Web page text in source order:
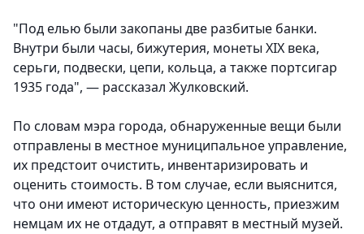
"Под елью были закопаны две разбитые банки.
Внутри были часы, бижутерия, монеты XIX века,
серьги, подвески, цепи, кольца, а также портсигар
1935 года", — рассказал Жулковский.
По словам мэра города, обнаруженные вещи были
отправлены в местное муниципальное управление,
их предстоит очистить, инвентаризировать и
оценить стоимость. В том случае, если выяснится,
что они имеют историческую ценность, приезжим
немцам их не отдадут, а отправят в местный музей.